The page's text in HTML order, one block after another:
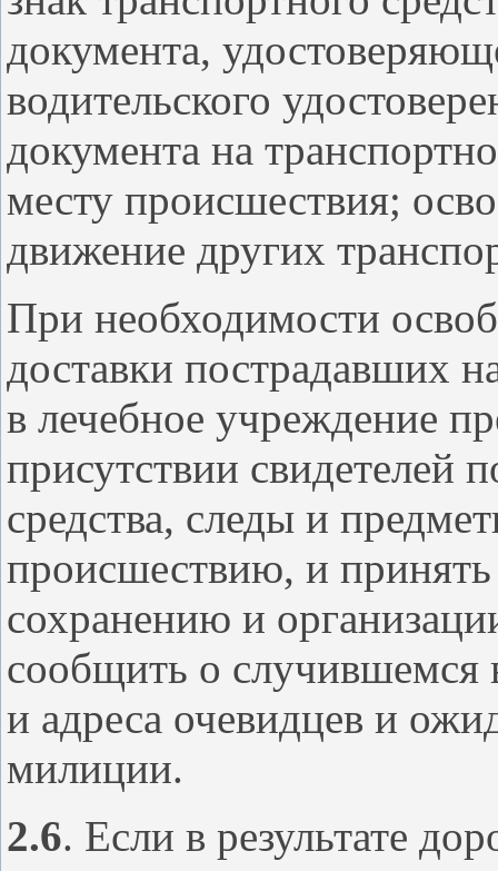
документа,
водительского
документа на
месту происшествия;
движение других
При необходимости
доставки пострадавших
в лечебное учреждение
присутствии свидетелей
средства, следы и
происшествию, и
сохранению и
сообщить о
и адреса очевидцев и
милиции.
2.6. Если в результате